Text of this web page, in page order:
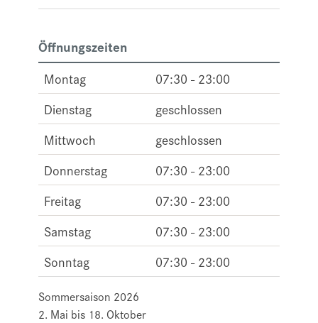
Öffnungszeiten
Montag
07:30 - 23:00
Dienstag
geschlossen
Mittwoch
geschlossen
Donnerstag
07:30 - 23:00
Freitag
07:30 - 23:00
Samstag
07:30 - 23:00
Sonntag
07:30 - 23:00
Sommersaison 2026
2. Mai bis 18. Oktober